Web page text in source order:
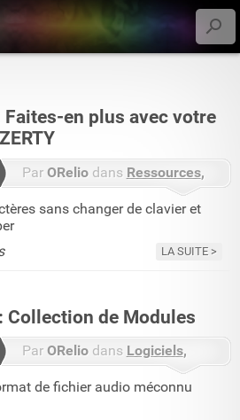
Faites-en plus avec votre
Par ORelio dans Ressources
Tutoriels
2 commentaires
sans changer de clavier et
LA SUITE
Collection de Modules
Par ORelio dans Logiciels
Ressources
de fichier audio méconnu